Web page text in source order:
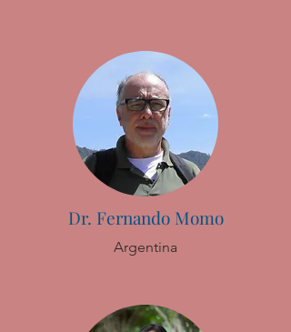
Dr. Fernando Momo
Argentina